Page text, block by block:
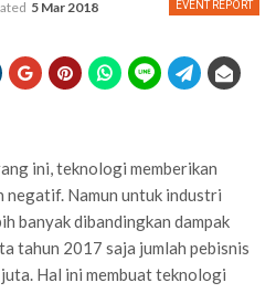
EVENT REPORT
5 Mar 2018
ini, teknologi memberikan
negatif. Namun untuk industri
banyak dibandingkan dampak
tahun 2017 saja jumlah pebisnis
Hal ini membuat teknologi